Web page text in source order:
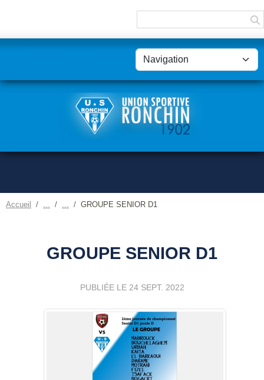
Accueil GROUPE SENIOR D1
GROUPE SENIOR D1
PUBLIÉE LE 24 SEPT. 2022